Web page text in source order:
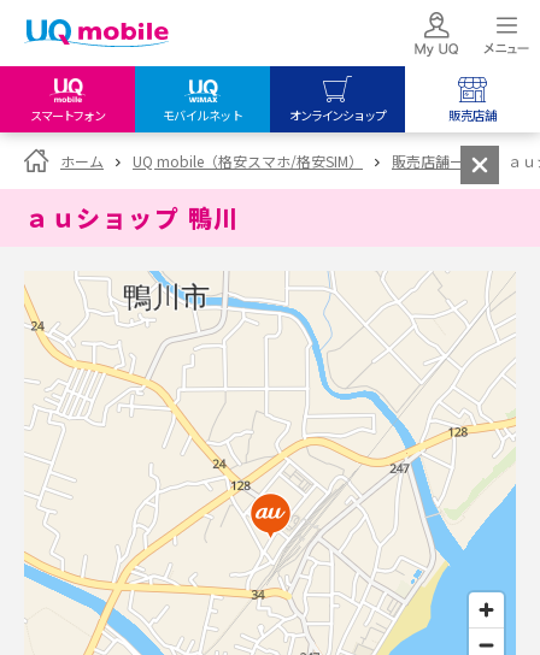
スマートフォン モバイルネット オンラインショップ 販売店舗
my UQ WiMAX
UQ WiMAX ご契約の方
My UQ mobile
UQ mobile
データチャージサイト
UQ mobile
オンラインショップ
UQ WiMAX
UQ mobile
販売店舗
UQ WiMAX
ホーム UQ mobile（格安スマホ/格安SIM） 販売店舗一覧 ａ
ａｕショップ 鴨川